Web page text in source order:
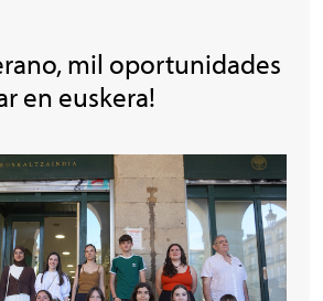
mil oportunidades
en euskera!